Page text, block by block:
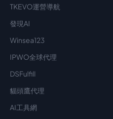
TKEVO運營導航
發現AI
Winsea123
IPWO全球代理
DSFulfill
貓頭鷹代理
AI工具網